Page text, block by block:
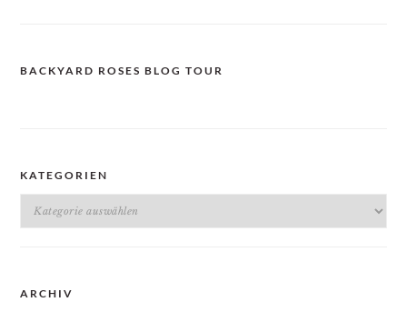
BACKYARD ROSES BLOG TOUR
KATEGORIEN
Kategorien
ARCHIV